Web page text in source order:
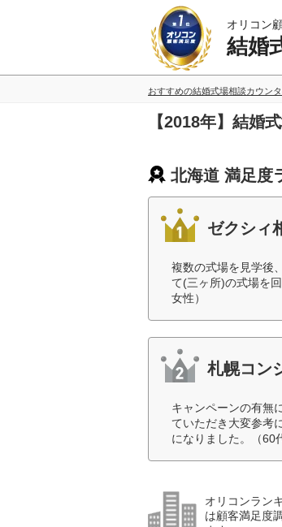
オリコン
結婚
おすすめの結婚式場相談カウン
【2018年】結婚
北海道 満足度
ゼクシィ
複数の式場を見学後
て(三ヶ所)の式場を
女性）
札幌コン
キャンペーンの有無
ていただき大変参考
になりました。（60
オリコンラン
は顧客満足度